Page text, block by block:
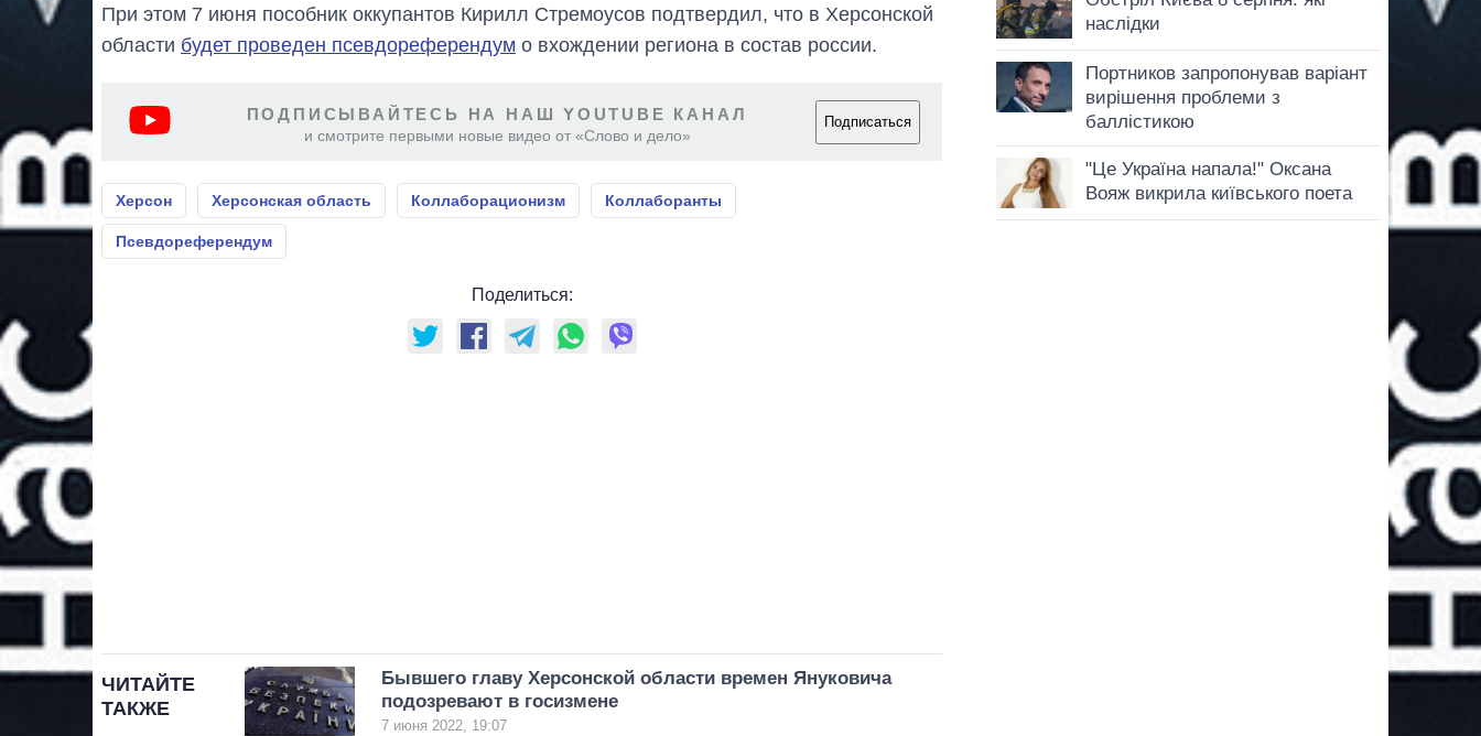
При этом 7 июня пособник оккупантов Кирилл Стремоусов подтвердил, что в Херсонской
области будет проведен псевдореферендум о вхождении региона в состав россии.
ПОДПИСЫВАЙТЕСЬ НА НАШ YOUTUBE КАНАЛ
и смотрите первыми новые видео от «Слово и дело»
Подписаться
Херсон Херсонская область Коллаборационизм Коллаборанты
Псевдореферендум
Поделиться:
ЧИТАЙТЕ
ТАКЖЕ
Бывшего главу Херсонской области времен Януковича
подозревают в госизмене
7 июня 2022, 19:07